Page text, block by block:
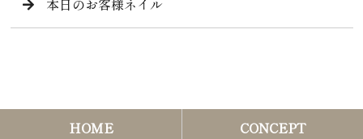
本日のお客様ネイル
HOME
CONCEPT